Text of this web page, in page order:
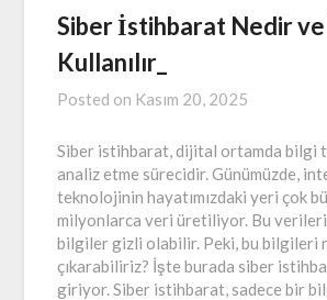
Siber İstihbarat Nedir ve
Kullanılır_
Posted on Kasım 20, 2025
Siber istihbarat, dijital ortamda bilgi
analiz etme sürecidir. Günümüzde,
teknolojinin hayatımızdaki yeri çok
milyonlarca veri üretiliyor. Bu
bilgiler gizli olabilir. Peki, bu bilgileri
çıkarabiliriz? İşte burada siber
giriyor. Siber istihbarat, sadece bir